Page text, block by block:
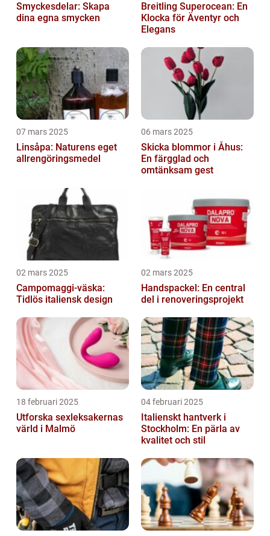
Smyckesdelar: Skapa
dina egna smycken
Breitling Superocean: En
Klocka för Äventyr och
Elegans
07 mars 2025
Linsåpa: Naturens eget
allrengöringsmedel
06 mars 2025
Skicka blommor i Åhus:
En färgglad och
omtänksam gest
02 mars 2025
Campomaggi-väska:
Tidlös italiensk design
02 mars 2025
Handspackel: En central
del i renoveringsprojekt
18 februari 2025
Utforska sexleksakernas
värld i Malmö
04 februari 2025
Italienskt hantverk i
Stockholm: En pärla av
kvalitet och stil